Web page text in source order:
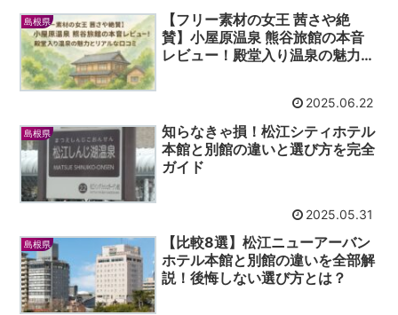
島根県
【フリー素材の女王 茜さや絶
賛】小屋原温泉 熊谷旅館の本音
レビュー！殿堂入り温泉の魅力と
2025.06.22
島根県
知らなきゃ損！松江シティホテル
本館と別館の違いと選び方を完全
ガイド
2025.05.31
島根県
【比較8選】松江ニューアーバン
ホテル本館と別館の違いを全部解
説！後悔しない選び方とは？